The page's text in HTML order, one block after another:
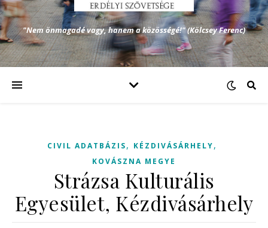
"Nem önmagadé vagy, hanem a közösségé!" (Kölcsey Ferenc)
CIVIL ADATBÁZIS, KÉZDIVÁSÁRHELY,
KOVÁSZNA MEGYE
Strázsa Kulturális
Egyesület, Kézdivásárhely